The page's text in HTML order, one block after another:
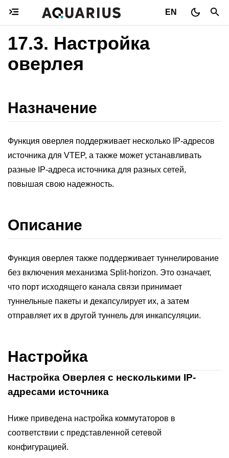
EN
17.3. Настройка
оверлея
Назначение
Функция оверлея поддерживает несколько IP-адресов
источника для VTEP, а также может устанавливать
разные IP-адреса источника для разных сетей,
повышая свою надежность.
Описание
Функция оверлея также поддерживает туннелирование
без включения механизма Split-horizon. Это означает,
что порт исходящего канала связи принимает
туннельные пакеты и декапсулирует их, а затем
отправляет их в другой туннель для инкапсуляции.
Настройка
Настройка Оверлея с несколькими IP-
адресами источника
Ниже приведена настройка коммутаторов в
соответствии с представленной сетевой
конфигурацией.